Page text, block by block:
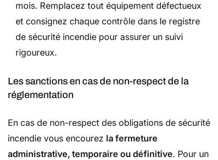
mois. Remplacez tout équipement défectueux
et consignez chaque contrôle dans le registre
de sécurité incendie pour assurer un suivi
rigoureux.
Les sanctions en cas de non-respect de la
réglementation
En cas de non-respect des obligations de sécurité
incendie vous encourez la fermeture
administrative, temporaire ou définitive. Pour un